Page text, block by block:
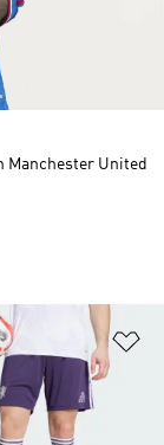
de deseos
Manchester United